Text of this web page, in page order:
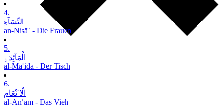
4.
النِّسَآءِ
an-Nisāʾ - Die Frauen
5.
الْمَآئِدَۃِ
al-Māʾida - Der Tisch
6.
الْاٴنْعَام
al-Anʿām - Das Vieh